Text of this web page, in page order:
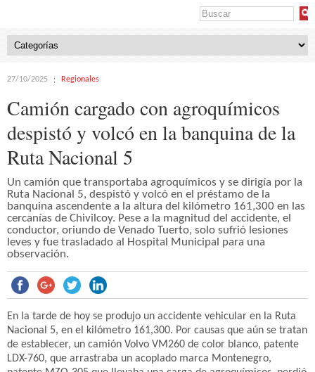
27/10/2025 Regionales
Camión cargado con agroquímicos
despistó y volcó en la banquina de la
Ruta Nacional 5
Un camión que transportaba agroquímicos y se dirigía por la
Ruta Nacional 5, despistó y volcó en el préstamo de la
banquina ascendente a la altura del kilómetro 161,300 en las
cercanías de Chivilcoy. Pese a la magnitud del accidente, el
conductor, oriundo de Venado Tuerto, solo sufrió lesiones
leves y fue trasladado al Hospital Municipal para una
observación.
En la tarde de hoy se produjo un accidente vehicular en la Ruta
Nacional 5, en el kilómetro 161,300. Por causas que aún se tratan
de establecer, un camión Volvo VM260 de color blanco, patente
LDX-760, que arrastraba un acoplado marca Montenegro,